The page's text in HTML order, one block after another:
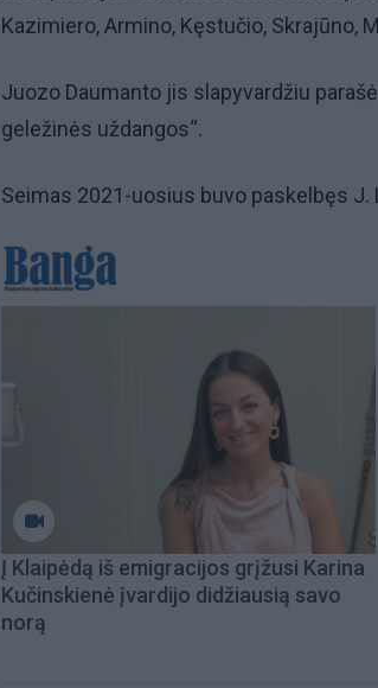
Kazimiero, Armino, Kęstučio, Skrajūno,
Juozo Daumanto jis slapyvardžiu
geležinės uždangos“.
Seimas 2021-uosius buvo paskelbęs J.
Į Klaipėdą iš emigracijos grįžusi Karina
Kučinskienė įvardijo didžiausią savo
norą